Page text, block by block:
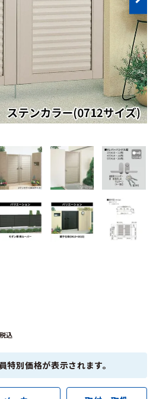
税込
特別価格が表示されます。